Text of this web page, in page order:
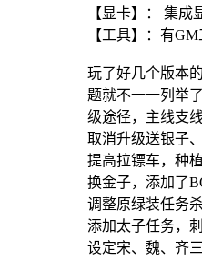
【显卡】： 集成
【工具】：有
玩了好几个版本
题就不一一列举
级途径，主线支
取消升级送银子
提高拉镖车，种
换金子，添加了
调整原绿装任务
添加太子任务，
设定宋、魏、齐